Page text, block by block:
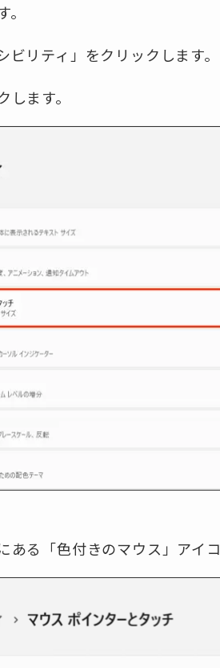
リティ」をクリックします。
ます。
ある「色付きのマウス」アイ